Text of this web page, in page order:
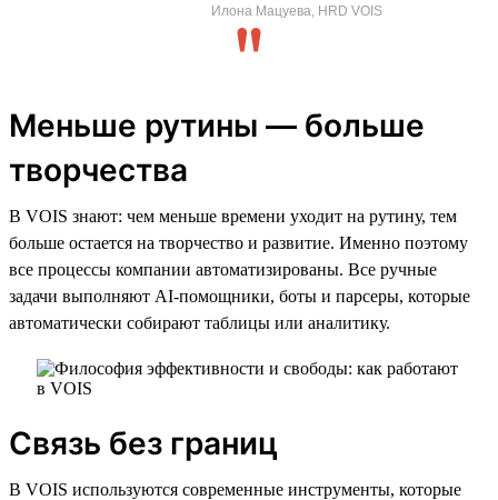
Илона Мацуева, HRD VOIS
Меньше рутины — больше
творчества
В VOIS знают: чем меньше времени уходит на рутину, тем
больше остается на творчество и развитие. Именно поэтому
все процессы компании автоматизированы. Все ручные
задачи выполняют AI-помощники, боты и парсеры, которые
автоматически собирают таблицы или аналитику.
Связь без границ
В VOIS используются современные инструменты, которые